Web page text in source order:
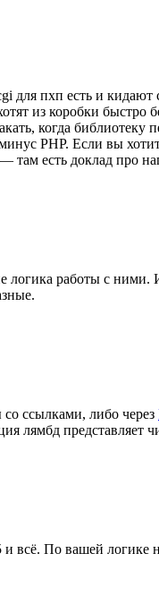
для пхп есть и
из коробки
когда библиотеку
PHP. Если вы
там есть доклад про
работы с ними.
ссылками, либо через
лямбд представляет
По вашей логике